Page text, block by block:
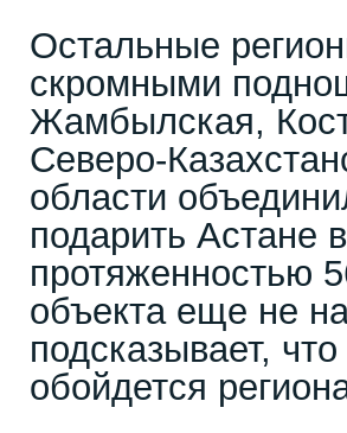
Остальные
скромными
Жамбылская,
Северо-
области
подарить Астане
протяженностью
объекта еще не
подсказывает,
обойдется